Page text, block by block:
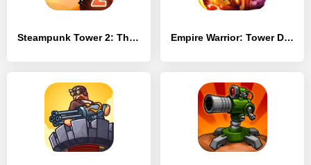
Steampunk Tower 2: The One Tower Defense Strategy Empire Warrior: Tower Defense Premium